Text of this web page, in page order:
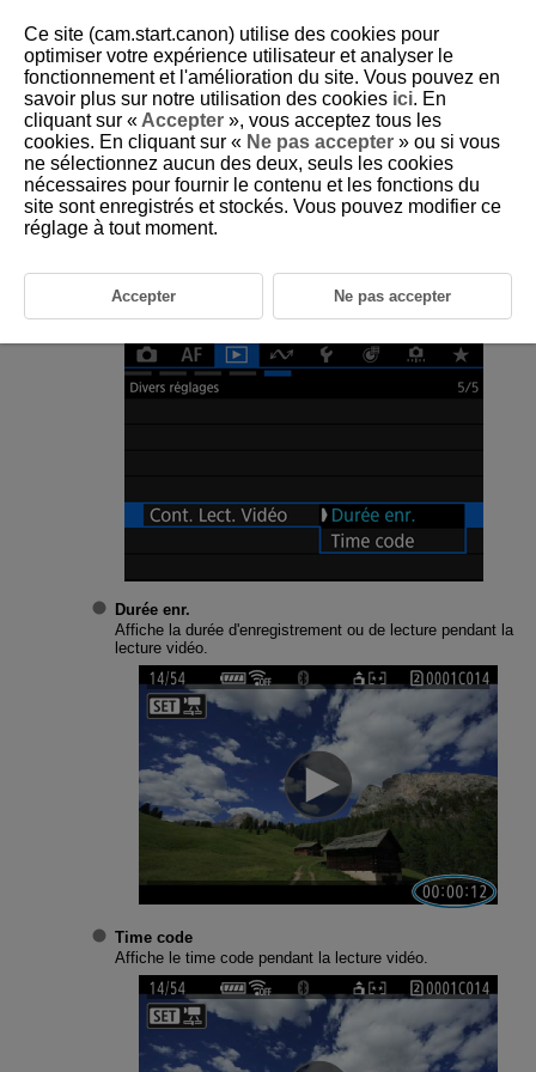
D388-172
Compteur de lecture vidéo
Vous pouvez sélectionner la manière dont l'heure est affichée sur l'écran
de lecture vidéo.
Sélectionnez [ Cont. Lect. Vidéo ] (
).
Sélectionnez une option.
Durée enr.
Affiche la durée d'enregistrement ou de lecture pendant la
lecture vidéo.
Time code
Affiche le time code pendant la lecture vidéo.
Ce site (cam.start.canon) utilise des cookies pour
optimiser votre expérience utilisateur et analyser le
fonctionnement et l'amélioration du site. Vous pouvez en
savoir plus sur notre utilisation des cookies ici. En
cliquant sur « Accepter », vous acceptez tous les
cookies. En cliquant sur « Ne pas accepter » ou si vous
ne sélectionnez aucun des deux, seuls les cookies
nécessaires pour fournir le contenu et les fonctions du
site sont enregistrés et stockés. Vous pouvez modifier ce
réglage à tout moment.
Accepter Ne pas accepter